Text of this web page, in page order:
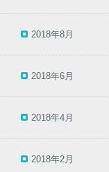
2018年8月
2018年6月
2018年4月
2018年2月